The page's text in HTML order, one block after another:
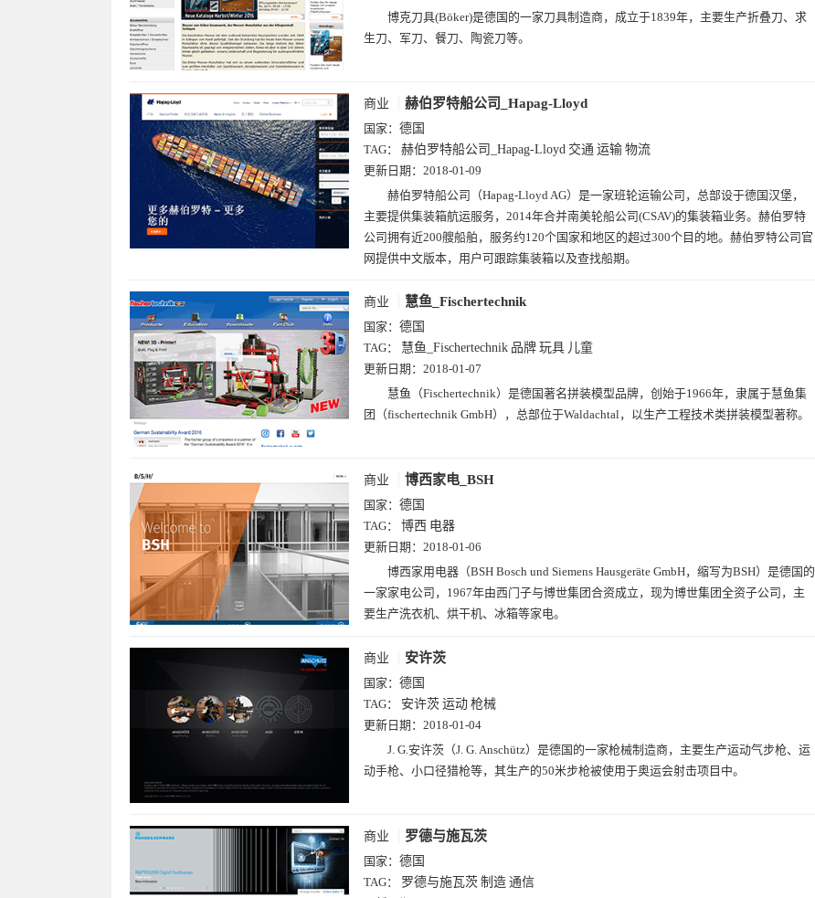
博克刀具(Böker)是德国的一家刀具制造商，成立于1839年，主要生产折叠刀、求
生刀、军刀、餐刀、陶瓷刀等。
商业 赫伯罗特船公司_Hapag-Lloyd
国家： 德国
TAG： 赫伯罗特船公司_Hapag-Lloyd 交通 运输 物流
更新日期： 2018-01-09
赫伯罗特船公司（Hapag-Lloyd AG）是一家班轮运输公司，总部设于德国汉堡，
主要提供集装箱航运服务，2014年合并南美轮船公司(CSAV)的集装箱业务。赫伯罗特
公司拥有近200艘船舶，服务约120个国家和地区的超过300个目的地。赫伯罗特公司官
网提供中文版本，用户可跟踪集装箱以及查找船期。
商业 慧鱼_Fischertechnik
国家： 德国
TAG： 慧鱼_Fischertechnik 品牌 玩具 儿童
更新日期： 2018-01-07
慧鱼（Fischertechnik）是德国著名拼装模型品牌，创始于1966年，隶属于慧鱼集
团（fischertechnik GmbH），总部位于Waldachtal，以生产工程技术类拼装模型著称。
商业 博西家电_BSH
国家： 德国
TAG： 博西 电器
更新日期： 2018-01-06
博西家用电器（BSH Bosch und Siemens Hausgeräte GmbH，缩写为BSH）是德国的
一家家电公司，1967年由西门子与博世集团合资成立，现为博世集团全资子公司，主
要生产洗衣机、烘干机、冰箱等家电。
商业 安许茨
国家： 德国
TAG： 安许茨 运动 枪械
更新日期： 2018-01-04
J. G.安许茨（J. G. Anschütz）是德国的一家枪械制造商，主要生产运动气步枪、运
动手枪、小口径猎枪等，其生产的50米步枪被使用于奥运会射击项目中。
商业 罗德与施瓦茨
国家： 德国
TAG： 罗德与施瓦茨 制造 通信